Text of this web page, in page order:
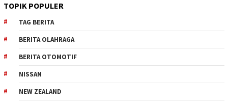
TOPIK POPULER
TAG BERITA
BERITA OLAHRAGA
BERITA OTOMOTIF
NISSAN
NEW ZEALAND